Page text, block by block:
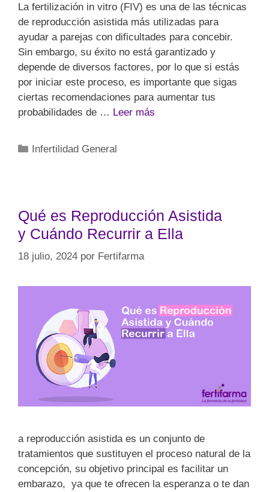
La fertilización in vitro (FIV) es una de las técnicas
de reproducción asistida más utilizadas para
ayudar a parejas con dificultades para concebir.
Sin embargo, su éxito no está garantizado y
depende de diversos factores, por lo que si estás
por iniciar este proceso, es importante que sigas
ciertas recomendaciones para aumentar tus
probabilidades de … Leer más
Infertilidad General
Qué es Reproducción Asistida
y Cuándo Recurrir a Ella
18 julio, 2024 por Fertifarma
a reproducción asistida es un conjunto de
tratamientos que sustituyen el proceso natural de la
concepción, su objetivo principal es facilitar un
embarazo, ya que te ofrecen la esperanza o te dan